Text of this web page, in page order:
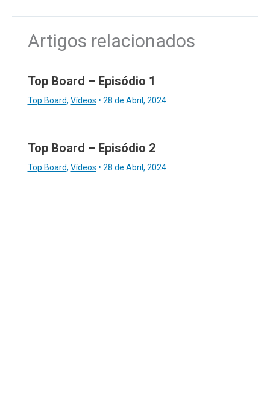
Artigos relacionados
Top Board – Episódio 1
Top Board, Vídeos • 28 de Abril, 2024
Top Board – Episódio 2
Top Board, Vídeos • 28 de Abril, 2024